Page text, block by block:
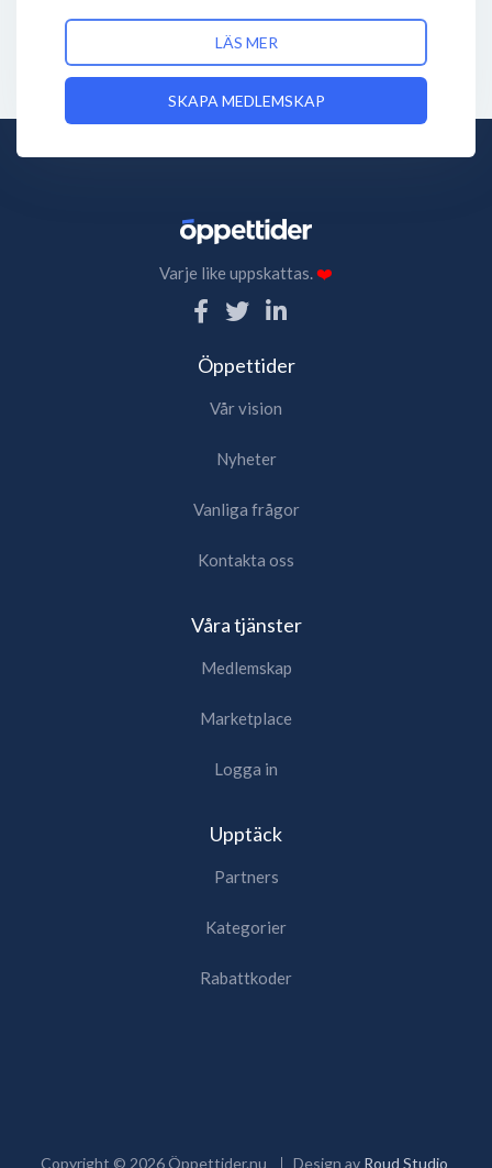
LÄS MER
SKAPA MEDLEMSKAP
Varje like uppskattas.❤️
Öppettider
Vår vision
Nyheter
Vanliga frågor
Kontakta oss
Våra tjänster
Medlemskap
Marketplace
Logga in
Upptäck
Partners
Kategorier
Rabattkoder
Copyright © 2026Öppettider.nu Design av Roud Studio